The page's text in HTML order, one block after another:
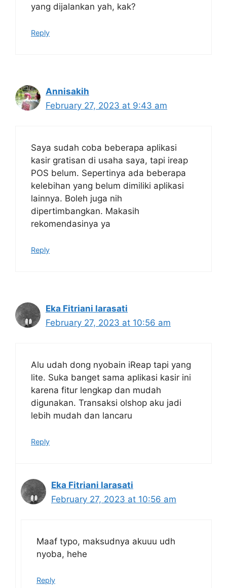
yang dijalankan yah, kak?
Reply
Annisakih
February 27, 2023 at 9:43 am
Saya sudah coba beberapa aplikasi
kasir gratisan di usaha saya, tapi ireap
POS belum. Sepertinya ada beberapa
kelebihan yang belum dimiliki aplikasi
lainnya. Boleh juga nih
dipertimbangkan. Makasih
rekomendasinya ya
Reply
Eka Fitriani larasati
February 27, 2023 at 10:56 am
Alu udah dong nyobain iReap tapi yang
lite. Suka banget sama aplikasi kasir ini
karena fitur lengkap dan mudah
digunakan. Transaksi olshop aku jadi
lebih mudah dan lancaru
Reply
Eka Fitriani larasati
February 27, 2023 at 10:56 am
Maaf typo, maksudnya akuuu udh
nyoba, hehe
Reply